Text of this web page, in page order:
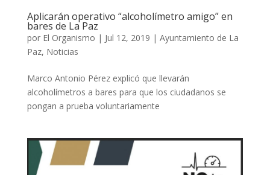
Aplicarán operativo “alcoholímetro amigo” en
bares de La Paz
por El Organismo | Jul 12, 2019 | Ayuntamiento de La
Paz, Noticias
Marco Antonio Pérez explicó que llevarán
alcoholímetros a bares para que los ciudadanos se
pongan a prueba voluntariamente